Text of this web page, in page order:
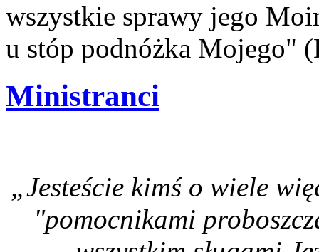
wszystkie sprawy jego
u stóp podnóżka Mojego"
Ministranci
„Jesteście kimś o wiele
"pomocnikami